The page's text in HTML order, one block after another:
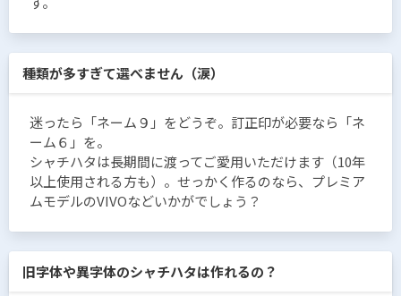
種類が多すぎて選べません（涙）
迷ったら「ネーム９」をどうぞ。訂正印が必要なら「ネ
ーム６」を。
シャチハタは長期間に渡ってご愛用いただけます（10年
以上使用される方も）。せっかく作るのなら、プレミア
ムモデルのVIVOなどいかがでしょう？
旧字体や異字体のシャチハタは作れるの？